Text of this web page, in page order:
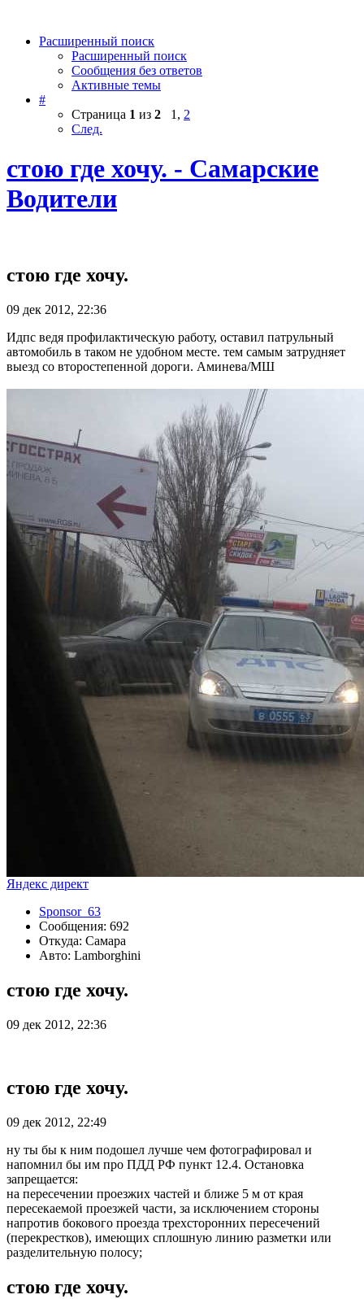
Расширенный поиск
Расширенный поиск
Сообщения без ответов
Активные темы
#
Страница 1 из 2 1 , 2
След.
стою где хочу. - Самарские
Водители
стою где хочу.
09 дек 2012, 22:36
Идпс ведя профилактическую работу, оставил патрульный
автомобиль в таком не удобном месте. тем самым затрудняет
выезд со второстепенной дороги. Аминева/МШ
Яндекс директ
Sponsor_63
Сообщения: 692
Откуда: Самара
Авто: Lamborghini
стою где хочу.
09 дек 2012, 22:36
стою где хочу.
09 дек 2012, 22:49
ну ты бы к ним подошел лучше чем фотографировал и
напомнил бы им про ПДД РФ пункт 12.4. Остановка
запрещается:
на пересечении проезжих частей и ближе 5 м от края
пересекаемой проезжей части, за исключением стороны
напротив бокового проезда трехсторонних пересечений
(перекрестков), имеющих сплошную линию разметки или
разделительную полосу;
стою где хочу.